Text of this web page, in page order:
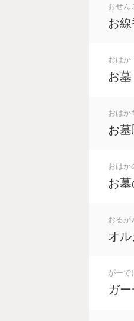
おせん
お
おはか
お墓
おはか
お墓
おはか
お
おるが
オ
がーで
ガ